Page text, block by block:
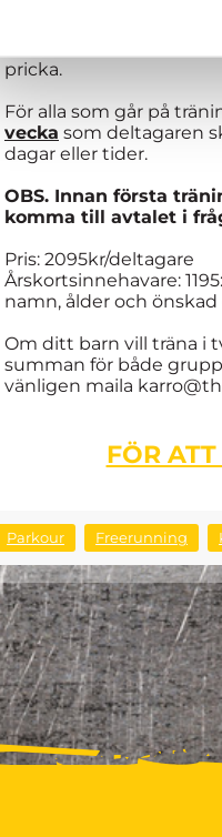
avslutning för samtliga
pricka.
För alla som går på
vecka som deltagaren
dagar eller tider.
OBS. Innan första
komma till avtalet i
Pris: 2095kr/deltagare
Årskortsinnehavare:
namn, ålder och
Om ditt barn vill träna i
summan för både
vänligen maila
FÖR
Parkour Freerunning